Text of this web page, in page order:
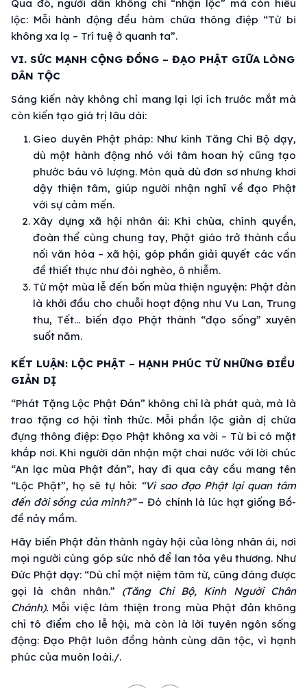
Qua đó, người dân không chỉ “nhận lộc” mà còn hiểu
lộc: Mỗi hành động đều hàm chứa thông điệp “Từ bi
không xa lạ – Trí tuệ ở quanh ta”.
VI. SỨC MẠNH CỘNG ĐỒNG – ĐẠO PHẬT GIỮA LÒNG
DÂN TỘC
Sáng kiến này không chỉ mang lại lợi ích trước mắt mà
còn kiến tạo giá trị lâu dài:
Gieo duyên Phật pháp: Như kinh Tăng Chi Bộ dạy,
dù một hành động nhỏ với tâm hoan hỷ cũng tạo
phước báu vô lượng. Món quà dù đơn sơ nhưng khơi
dậy thiện tâm, giúp người nhận nghĩ về đạo Phật
với sự cảm mến.
Xây dựng xã hội nhân ái: Khi chùa, chính quyền,
đoàn thể cùng chung tay, Phật giáo trở thành cầu
nối văn hóa – xã hội, góp phần giải quyết các vấn
đề thiết thực như đói nghèo, ô nhiễm.
Từ một mùa lễ đến bốn mùa thiện nguyện: Phật đản
là khởi đầu cho chuỗi hoạt động như Vu Lan, Trung
thu, Tết… biến đạo Phật thành “đạo sống” xuyên
suốt năm.
KẾT LUẬN: LỘC PHẬT – HẠNH PHÚC TỪ NHỮNG ĐIỀU
GIẢN DỊ
“Phát Tặng Lộc Phật Đản” không chỉ là phát quà, mà là
trao tặng cơ hội tỉnh thức. Mỗi phần lộc giản dị chứa
đựng thông điệp: Đạo Phật không xa vời – Từ bi có mặt
khắp nơi. Khi người dân nhận một chai nước với lời chúc
“An lạc mùa Phật đản”, hay đi qua cây cầu mang tên
“Lộc Phật”, họ sẽ tự hỏi: “Vì sao đạo Phật lại quan tâm
đến đời sống của mình?”– Đó chính là lúc hạt giống Bồ-
đề nảy mầm.
Hãy biến Phật đản thành ngày hội của lòng nhân ái, nơi
mọi người cùng góp sức nhỏ để lan tỏa yêu thương. Như
Đức Phật dạy: “Dù chỉ một niệm tâm từ, cũng đáng được
gọi là chân nhân.” (Tăng Chi Bộ, Kinh Người Chân
Chánh). Mỗi việc làm thiện trong mùa Phật đản không
chỉ tô điểm cho lễ hội, mà còn là lời tuyên ngôn sống
động: Đạo Phật luôn đồng hành cùng dân tộc, vì hạnh
phúc của muôn loài./.